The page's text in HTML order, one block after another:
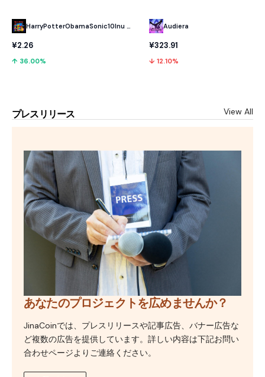
HarryPotterObamaSonic10Inu (ETH)
¥2.26
↑ 36.00%
Audiera
¥323.91
↓ 12.10%
プレスリリース View All
あなたのプロジェクトを広めませんか？
JinaCoinでは、プレスリリースや記事広告、バナー広告な
ど複数の広告を提供しています。詳しい内容は下記お問い
合わせページよりご連絡ください。